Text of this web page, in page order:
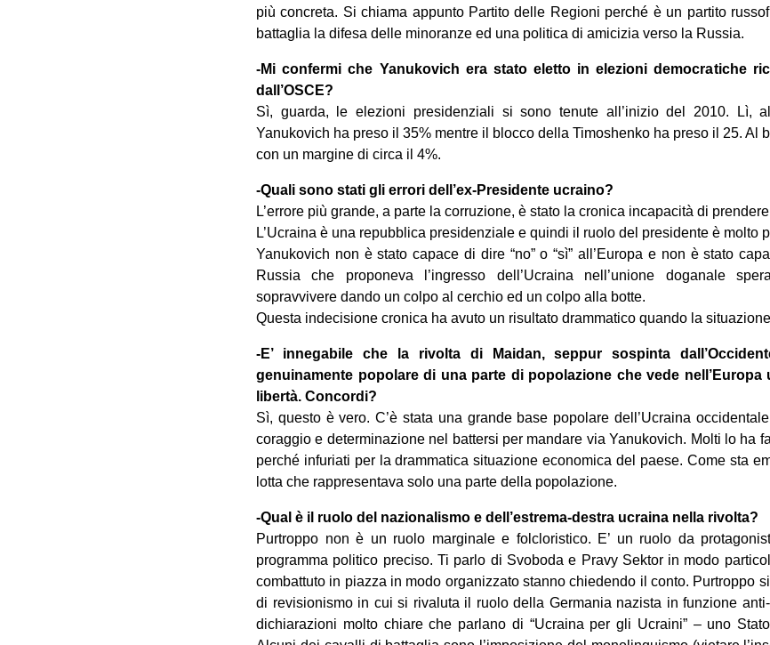
più concreta. Si chiama appunto Partito delle Regioni perché è un partito
battaglia la difesa delle minoranze ed una politica di amicizia verso la Russia.
-Mi confermi che Yanukovich era stato eletto in elezioni democratiche
dall’OSCE?
Sì, guarda, le elezioni presidenziali si sono tenute all’inizio del 2010. Lì,
Yanukovich ha preso il 35% mentre il blocco della Timoshenko ha preso il 25. Al
con un margine di circa il 4%.
-Quali sono stati gli errori dell’ex-Presidente ucraino?
L’errore più grande, a parte la corruzione, è stato la cronica incapacità di
L’Ucraina è una repubblica presidenziale e quindi il ruolo del presidente è molto
Yanukovich non è stato capace di dire “no” o “sì” all’Europa e non è stato
Russia che proponeva l’ingresso dell’Ucraina nell’unione doganale
sopravvivere dando un colpo al cerchio ed un colpo alla botte.
Questa indecisione cronica ha avuto un risultato drammatico quando la
-E’ innegabile che la rivolta di Maidan, seppur sospinta
genuinamente popolare di una parte di popolazione che vede
libertà. Concordi?
Sì, questo è vero. C’è stata una grande base popolare dell’Ucraina
coraggio e determinazione nel battersi per mandare via Yanukovich. Molti lo ha
perché infuriati per la drammatica situazione economica del paese. Come sta
lotta che rappresentava solo una parte della popolazione.
-Qual è il ruolo del nazionalismo e dell’estrema-destra ucraina nella rivolta?
Purtroppo non è un ruolo marginale e folcloristico. E’ un ruolo da
programma politico preciso. Ti parlo di Svoboda e Pravy Sektor in modo
combattuto in piazza in modo organizzato stanno chiedendo il conto. Purtroppo
di revisionismo in cui si rivaluta il ruolo della Germania nazista in funzione
dichiarazioni molto chiare che parlano di “Ucraina per gli Ucraini” – uno